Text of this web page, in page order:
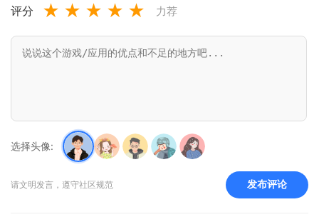
评分 ★ ★ ★ ★ ★ 力荐
选择头像:
请文明发言，遵守社区规范 发布评论